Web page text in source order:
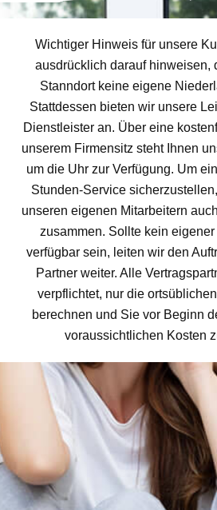
Wichtiger Hinweis für unsere
ausdrücklich darauf hinweisen,
Stanndort keine eigene
Stattdessen bieten wir unsere
Dienstleister an. Über eine
unserem Firmensitz steht Ihnen
um die Uhr zur Verfügung. Um
Stunden-Service
unseren eigenen Mitarbeitern
zusammen. Sollte kein
verfügbar sein, leiten wir den
Partner weiter. Alle
verpflichtet, nur die
berechnen und Sie vor Beginn
voraussichtlichen Kosten